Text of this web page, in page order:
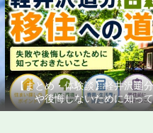
【まとめ・体験談】軽井沢追
や後悔しないために知っ